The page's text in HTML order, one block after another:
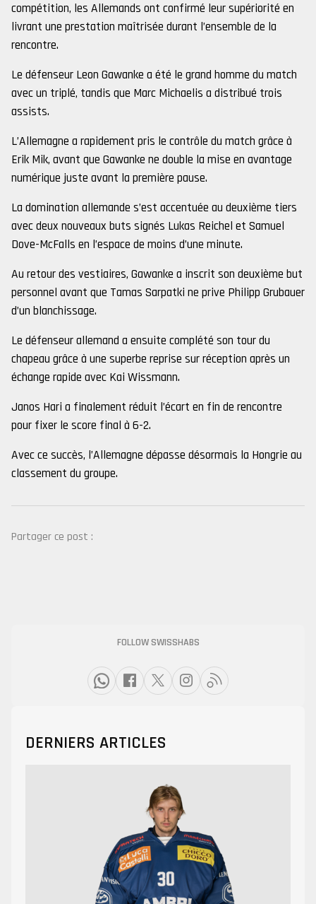
compétition, les Allemands ont confirmé leur supériorité en
livrant une prestation maîtrisée durant l’ensemble de la
rencontre.
Le défenseur Leon Gawanke a été le grand homme du match
avec un triplé, tandis que Marc Michaelis a distribué trois
assists.
L’Allemagne a rapidement pris le contrôle du match grâce à
Erik Mik, avant que Gawanke ne double la mise en avantage
numérique juste avant la première pause.
La domination allemande s’est accentuée au deuxième tiers
avec deux nouveaux buts signés Lukas Reichel et Samuel
Dove-McFalls en l’espace de moins d’une minute.
Au retour des vestiaires, Gawanke a inscrit son deuxième but
personnel avant que Tamas Sarpatki ne prive Philipp Grubauer
d’un blanchissage.
Le défenseur allemand a ensuite complété son tour du
chapeau grâce à une superbe reprise sur réception après un
échange rapide avec Kai Wissmann.
Janos Hari a finalement réduit l’écart en fin de rencontre
pour fixer le score final à 6-2.
Avec ce succès, l’Allemagne dépasse désormais la Hongrie au
classement du groupe.
Partager ce post :
FOLLOW SWISSHABS
DERNIERS ARTICLES